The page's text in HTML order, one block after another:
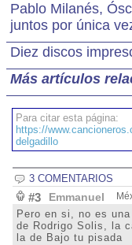
Pablo Milanés,
juntos por única
Diez discos
Más artículos
Para citar esta página:
https://
delgadillo
3 COMENTARIOS
#3 Emmanuel
Pero en si, no es
de Rodrigo Solis, la
la de Bajo tu pisada